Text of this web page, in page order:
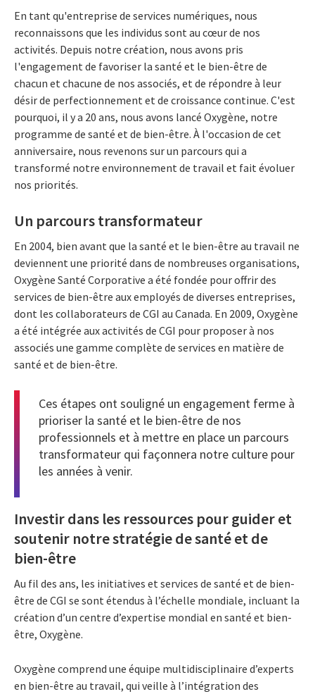
En tant qu'entreprise de services numériques, nous
reconnaissons que les individus sont au cœur de nos
activités. Depuis notre création, nous avons pris
l'engagement de favoriser la santé et le bien-être de
chacun et chacune de nos associés, et de répondre à leur
désir de perfectionnement et de croissance continue. C'est
pourquoi, il y a 20 ans, nous avons lancé Oxygène, notre
programme de santé et de bien-être. À l'occasion de cet
anniversaire, nous revenons sur un parcours qui a
transformé notre environnement de travail et fait évoluer
nos priorités.
Un parcours transformateur
En 2004, bien avant que la santé et le bien-être au travail ne
deviennent une priorité dans de nombreuses organisations,
Oxygène Santé Corporative a été fondée pour offrir des
services de bien-être aux employés de diverses entreprises,
dont les collaborateurs de CGI au Canada. En 2009, Oxygène
a été intégrée aux activités de CGI pour proposer à nos
associés une gamme complète de services en matière de
santé et de bien-être.
Ces étapes ont souligné un engagement ferme à
prioriser la santé et le bien-être de nos
professionnels et à mettre en place un parcours
transformateur qui façonnera notre culture pour
les années à venir.
Investir dans les ressources pour guider et
soutenir notre stratégie de santé et de
bien-être
Au fil des ans, les initiatives et services de santé et de bien-
être de CGI se sont étendus à l’échelle mondiale, incluant la
création d’un centre d’expertise mondial en santé et bien-
être, Oxygène.
Oxygène comprend une équipe multidisciplinaire d’experts
en bien-être au travail, qui veille à l’intégration des